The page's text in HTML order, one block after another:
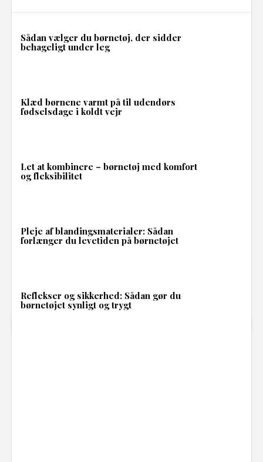
Sådan vælger du børnetøj, der sidder
behageligt under leg
Klæd børnene varmt på til udendørs
fødselsdage i koldt vejr
Let at kombinere – børnetøj med komfort
og fleksibilitet
Pleje af blandingsmaterialer: Sådan
forlænger du levetiden på børnetøjet
Reflekser og sikkerhed: Sådan gør du
børnetøjet synligt og trygt